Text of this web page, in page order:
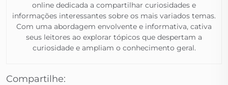
online dedicada a compartilhar curiosidades e
informações interessantes sobre os mais variados temas.
Com uma abordagem envolvente e informativa, cativa
seus leitores ao explorar tópicos que despertam a
curiosidade e ampliam o conhecimento geral.​
Compartilhe: